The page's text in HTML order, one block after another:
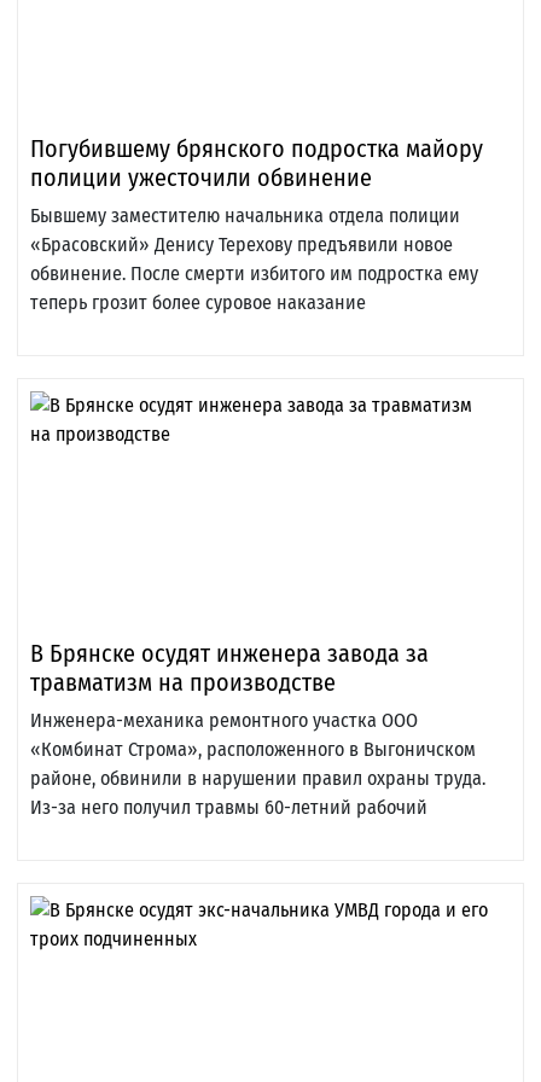
Погубившему брянского подростка майору
полиции ужесточили обвинение
Бывшему заместителю начальника отдела полиции
«Брасовский» Денису Терехову предъявили новое
обвинение. После смерти избитого им подростка ему
теперь грозит более суровое наказание
В Брянске осудят инженера завода за
травматизм на производстве
Инженера-механика ремонтного участка ООО
«Комбинат Строма», расположенного в Выгоничском
районе, обвинили в нарушении правил охраны труда.
Из-за него получил травмы 60-летний рабочий